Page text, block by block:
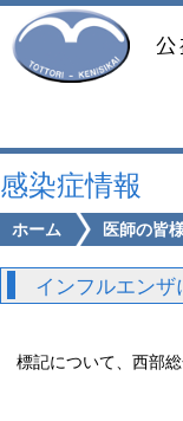
感染症情報
ホーム 医師の皆
インフルエン
標記について、西部